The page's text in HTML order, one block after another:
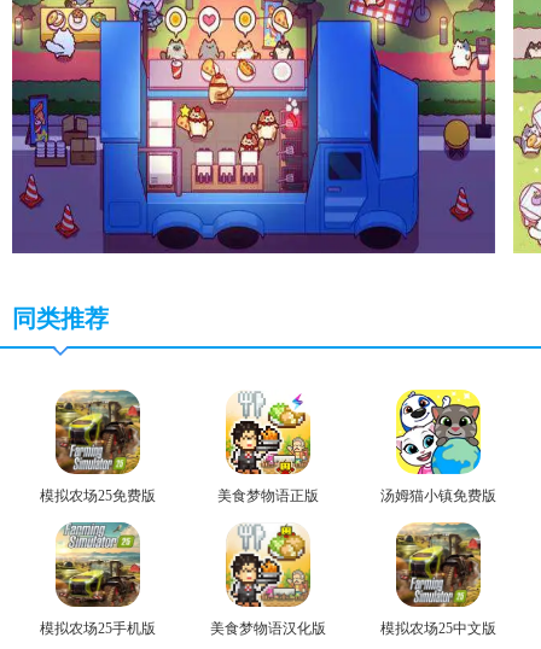
同类推荐
模拟农场25免费版 美食梦物语正版 汤姆猫小镇免费版
模拟农场25手机版 美食梦物语汉化版 模拟农场25中文版